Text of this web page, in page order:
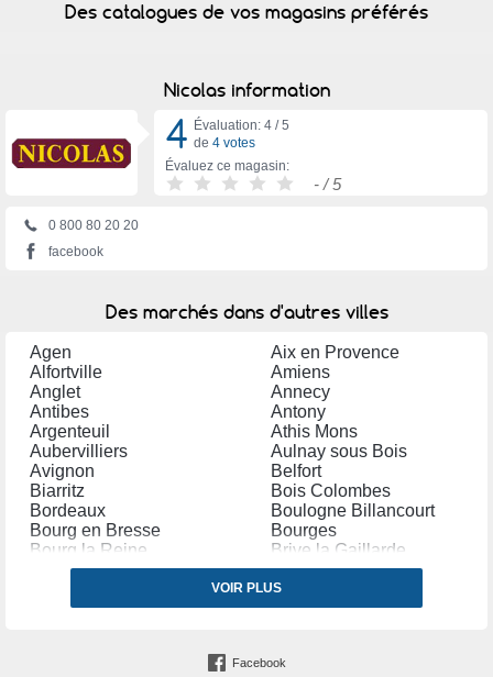
Des catalogues de vos magasins préférés
Nicolas information
4 Évaluation: 4 /5
de 4 votes
Évaluez ce magasin:
- / 5
0 800 80 20 20
facebook
Des marchés dans d'autres villes
Agen
Aix en Provence
Alfortville
Amiens
Anglet
Annecy
Antibes
Antony
Argenteuil
Athis Mons
Aubervilliers
Aulnay sous Bois
Avignon
Belfort
Biarritz
Bois Colombes
Bordeaux
Boulogne Billancourt
Bourg en Bresse
Bourges
Bourg la Reine
Brive la Gaillarde
Brunoy
Caen
Caluire et Cuire
Cannes
Cergy
Charleville Mézières
VOIR PLUS
Facebook